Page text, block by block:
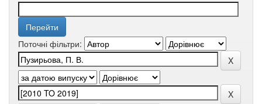
Поточні фільтри: